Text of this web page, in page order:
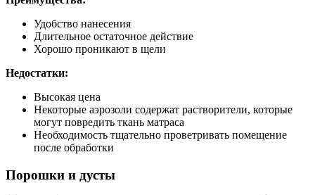
Удобство нанесения
Длительное остаточное действие
Хорошо проникают в щели
Недостатки:
Высокая цена
Некоторые аэрозоли содержат растворители, которые
могут повредить ткань матраса
Необходимость тщательно проветривать помещение
после обработки
Порошки и дусты